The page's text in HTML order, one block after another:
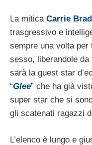
La mitica Carrie
trasgressivo e
sempre una volta per
sesso, liberandole
sarà la guest star
“Glee” che ha già
super star che si
gli scatenati ragazzi
L’elenco è lungo e